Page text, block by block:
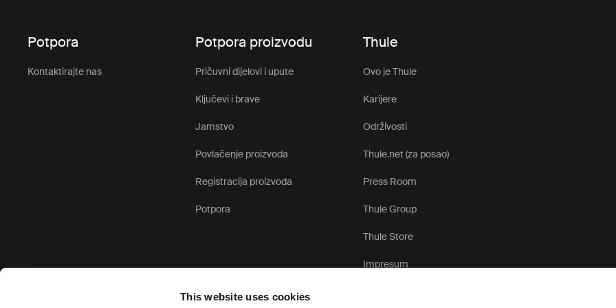
This website uses cookies
Potpora
Kontaktirajte nas
Potpora proizvodu
Pričuvni dijelovi i upute
Ključevi i brave
Jamstvo
Povlačenje proizvoda
Registracija proizvoda
Potpora
Thule
Ovo je Thule
Karijere
Održivosti
Thule.net (za posao)
Press Room
Thule Group
Thule Store
Impresum